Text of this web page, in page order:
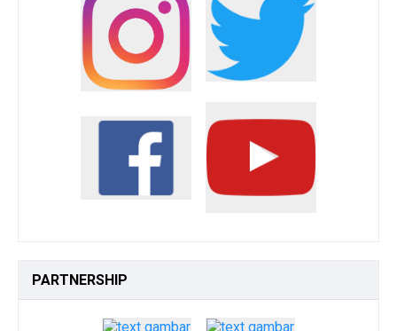
PARTNERSHIP